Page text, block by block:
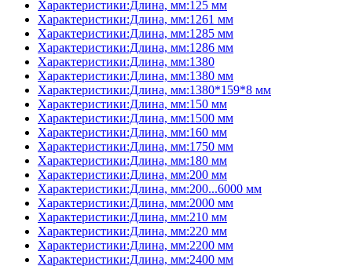
Характеристики:Длина, мм:125 мм
Характеристики:Длина, мм:1261 мм
Характеристики:Длина, мм:1285 мм
Характеристики:Длина, мм:1286 мм
Характеристики:Длина, мм:1380
Характеристики:Длина, мм:1380 мм
Характеристики:Длина, мм:1380*159*8 мм
Характеристики:Длина, мм:150 мм
Характеристики:Длина, мм:1500 мм
Характеристики:Длина, мм:160 мм
Характеристики:Длина, мм:1750 мм
Характеристики:Длина, мм:180 мм
Характеристики:Длина, мм:200 мм
Характеристики:Длина, мм:200...6000 мм
Характеристики:Длина, мм:2000 мм
Характеристики:Длина, мм:210 мм
Характеристики:Длина, мм:220 мм
Характеристики:Длина, мм:2200 мм
Характеристики:Длина, мм:2400 мм